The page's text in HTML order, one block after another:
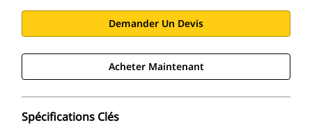
Demander Un Devis
Acheter Maintenant
Spécifications Clés